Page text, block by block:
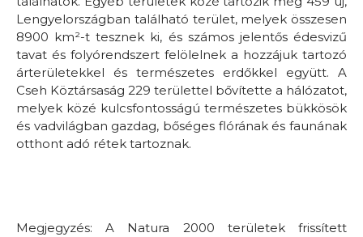
Lengyelországban található terület, melyek összesen
8900 km²-t tesznek ki, és számos jelentős édesvizű
tavat és folyórendszert felölelnek a hozzájuk tartozó
árterületekkel és természetes erdőkkel együtt. A
Cseh Köztársaság 229 területtel bővítette a hálózatot,
melyek közé kulcsfontosságú természetes bükkösök
és vadvilágban gazdag, bőséges flórának és faunának
otthont adó rétek tartoznak.
Megjegyzés: A Natura 2000 területek frissített